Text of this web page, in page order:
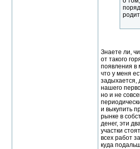
Знаете ли,
от такого
появления в
что у меня
задыхается,
нашего
но и не
и выкупить
рынке в
денег, эти
участки
всех работ
куда